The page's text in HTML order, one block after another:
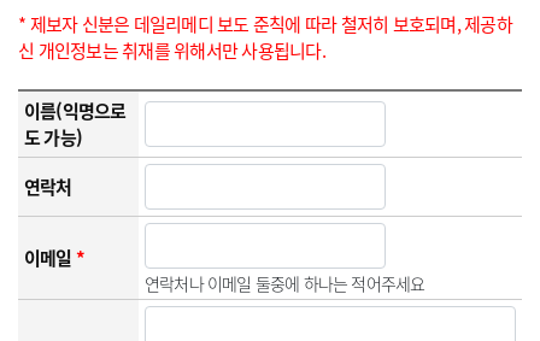
* 제보자 신분은 데일리메디 보도 준칙에 따라 철저히 보호되며, 제공하
신 개인정보는 취재를 위해서만 사용됩니다.
이름(익명으로
도 가능)
연락처
이메일*
연락처나 이메일 둘중에 하나는 적어주세요